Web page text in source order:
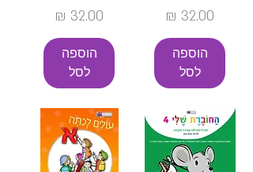
מחיר
הוספה
לסל
מחיר
הוספה
לסל